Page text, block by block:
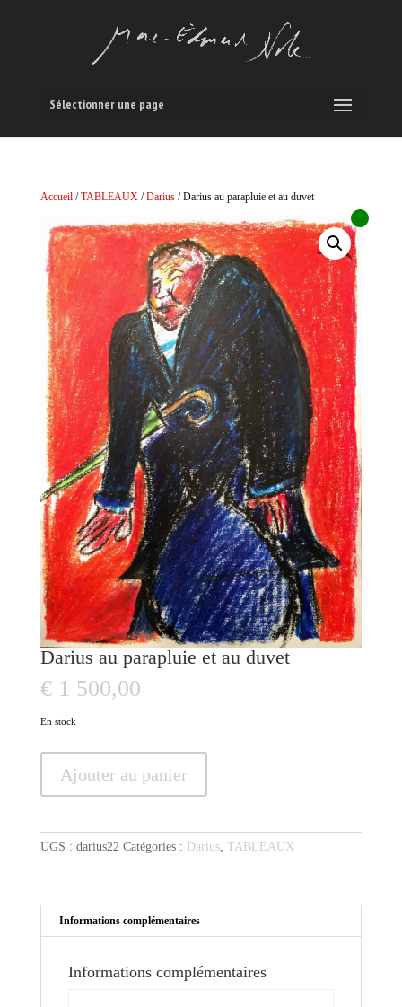
Sélectionner une page
Accueil/TABLEAUX/Darius/ Darius au parapluie et au duvet
Darius au parapluie et au duvet
€1 500,00
En stock
Darius
parapluie
et
Ajouter au panier
UGS : darius22 Catégories : Darius, TABLEAUX
Informations complémentaires
Informations complémentaires